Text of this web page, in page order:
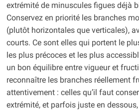
extrémité de minuscules figues déjà
Conservez en priorité les branches
(plutôt horizontales que verticales),
courts. Ce sont elles qui portent le
les plus précoces et les plus
un bon équilibre entre vigueur et
reconnaître les branches réellement
attentivement : celles qu’il faut
extrémité, et parfois juste en